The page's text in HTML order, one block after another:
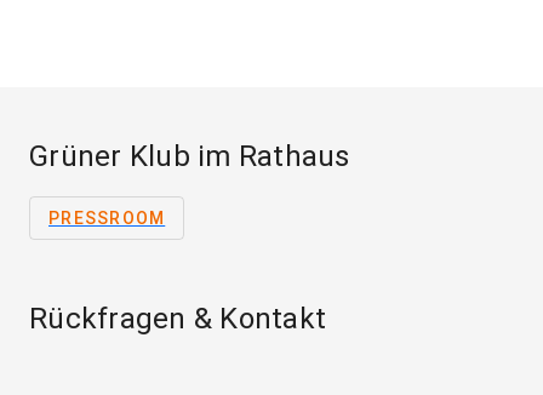
Grüner Klub im Rathaus
PRESSROOM
Rückfragen & Kontakt